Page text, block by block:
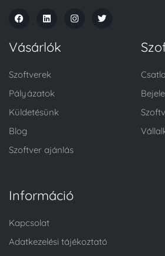
Vásárlók
Szoftverek
Pályázatok
Küldetésünk
Blog
Szoftver ajánlás
Információ
Kapcsolat
Adatkezelési tájékoztató